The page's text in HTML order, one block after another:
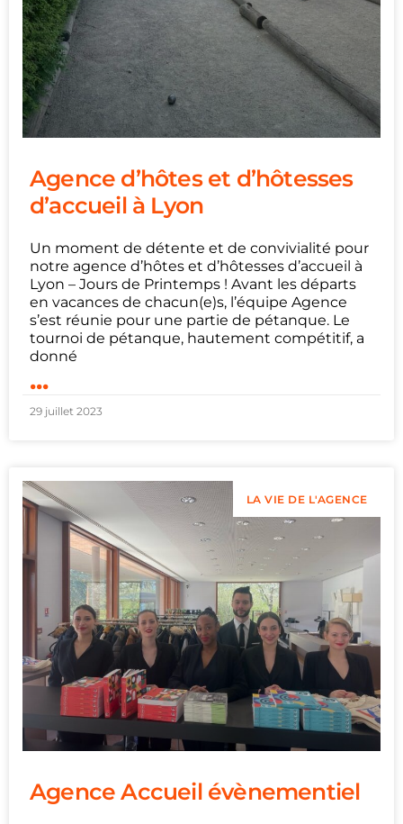
Agence d’hôtes et d’hôtesses
d’accueil à Lyon
Un moment de détente et de convivialité pour
notre agence d’hôtes et d’hôtesses d’accueil à
Lyon – Jours de Printemps ! Avant les départs
en vacances de chacun(e)s, l’équipe Agence
s’est réunie pour une partie de pétanque. Le
tournoi de pétanque, hautement compétitif, a
donné
...
29 juillet 2023
LA VIE DE L'AGENCE
Agence Accueil évènementiel